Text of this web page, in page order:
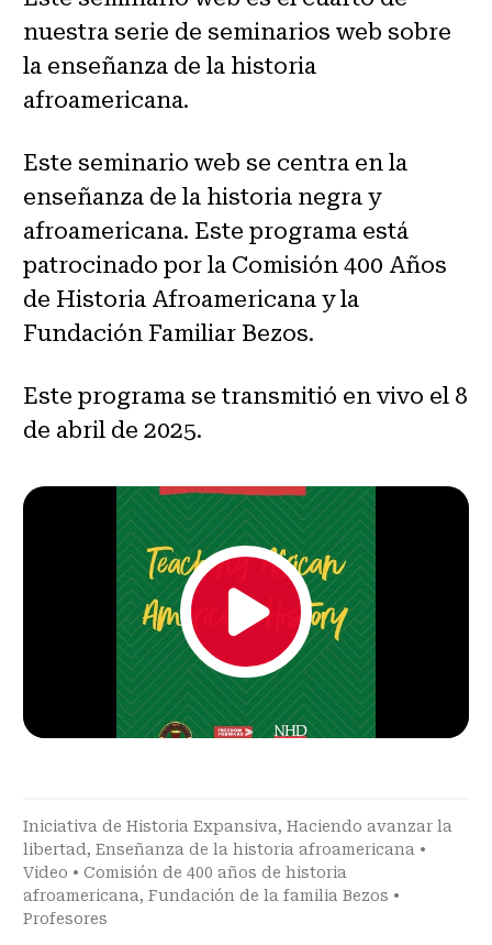
nuestra serie de seminarios web sobre
la enseñanza de la historia
afroamericana.
Este seminario web se centra en la
enseñanza de la historia negra y
afroamericana. Este programa está
patrocinado por la Comisión 400 Años
de Historia Afroamericana y la
Fundación Familiar Bezos.
Este programa se transmitió en vivo el 8
de abril de 2025.
Iniciativa de Historia Expansiva, Haciendo avanzar la
libertad, Enseñanza de la historia afroamericana •
Video • Comisión de 400 años de historia
afroamericana, Fundación de la familia Bezos •
Profesores